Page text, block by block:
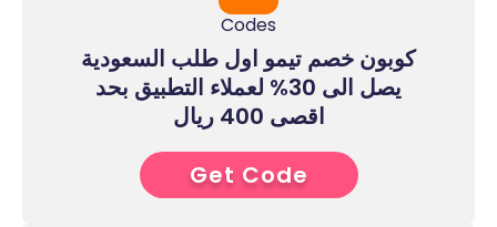
Codes
كوبون خصم تيمو اول طلب السعودية
يصل الى 30% لعملاء التطبيق بحد
اقصى 400 ريال
1****
Get Code